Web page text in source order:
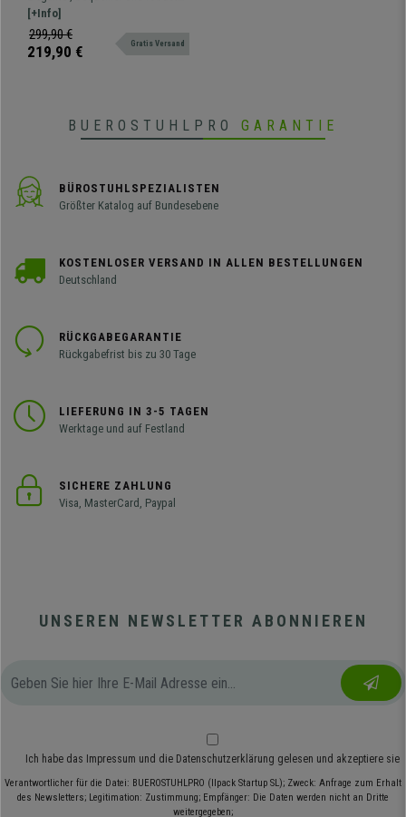
Stuhl mit komfortablem und
widerstandsfähigem Design.
Gepolstert mit Kunstleder in
[+Info]
299,90 €
219,90 € Gratis Versand
BUEROSTUHLPRO GARANTIE
BÜROSTUHLSPEZIALISTEN
Größter Katalog auf Bundesebene
KOSTENLOSER VERSAND IN ALLEN BESTELLUNGEN
Deutschland
RÜCKGABEGARANTIE
Rückgabefrist bis zu 30 Tage
LIEFERUNG IN 3-5 TAGEN
Werktage und auf Festland
SICHERE ZAHLUNG
Visa, MasterCard, Paypal
UNSEREN NEWSLETTER ABONNIEREN
Ich habe das Impressum und die Datenschutzerklärung gelesen und akzeptiere sie
Verantwortlicher für die Datei: BUEROSTUHLPRO (Ilpack Startup SL); Zweck: Anfrage zum Erhalt
des Newsletters; Legitimation: Zustimmung; Empfänger: Die Daten werden nicht an Dritte
weitergegeben;